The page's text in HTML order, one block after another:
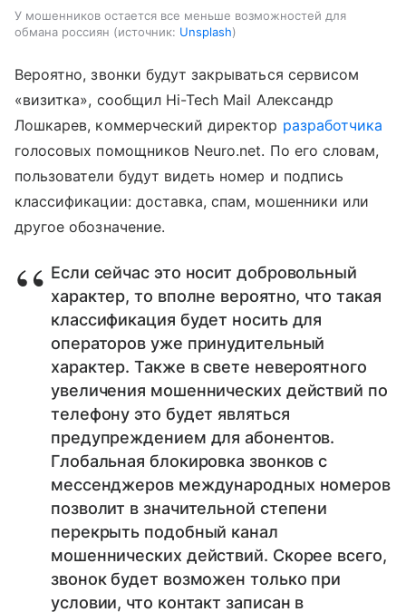
У мошенников остается все меньше возможностей для
обмана россиян
источник: Unsplash
Вероятно, звонки будут закрываться сервисом
«визитка», сообщил Hi-Tech Mail Александр
Лошкарев, коммерческий директор разработчика
голосовых помощников Neuro.net. По его словам,
пользователи будут видеть номер и подпись
классификации: доставка, спам, мошенники или
другое обозначение.
Если сейчас это носит добровольный
характер, то вполне вероятно, что такая
классификация будет носить для
операторов уже принудительный
характер. Также в свете невероятного
увеличения мошеннических действий по
телефону это будет являться
предупреждением для абонентов.
Глобальная блокировка звонков с
мессенджеров международных номеров
позволит в значительной степени
перекрыть подобный канал
мошеннических действий. Скорее всего,
звонок будет возможен только при
условии, что контакт записан в